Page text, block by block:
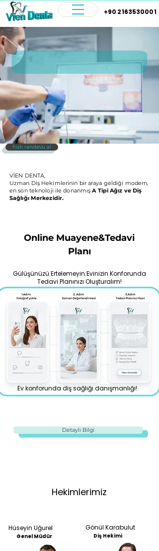
+90 2163530001
hızlı randevu al
VİEN DENTA,
Uzman Diş Hekimlerinin bir araya geldiği modern,
en son teknoloji ile donanmış A Tipi Ağız ve Diş
Sağlığı Merkezidir.
Online Muayene&Tedavi
Planı
Gülüşünüzü Ertelemeyin:Evinizin Konforunda
Tedavi Planınızı Oluşturalım!
Ev konforunda diş sağlığı danışmanlığı!
Detaylı Bilgi
Hekimlerimiz
Hüseyin Uğurel
Genel Müdür
Gönül Karabulut
Diş Hekimi